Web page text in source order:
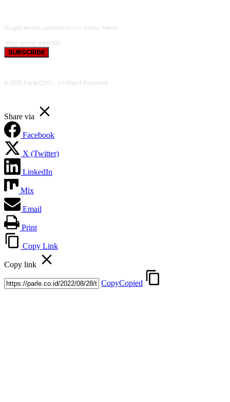
To get email updates from Today News.
SUBSCRIBE
© 2026 Parle COID - All Right Reserved
Share via
Facebook
X (Twitter)
LinkedIn
Mix
Email
Print
Copy Link
Copy link
CopyCopied